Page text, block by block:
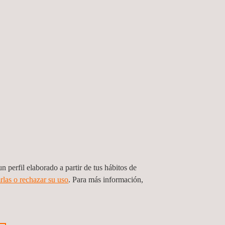
en certificación de ciberseguridad bajo
perfil elaborado a partir de tus hábitos de
o rechazar su uso. Para más información,